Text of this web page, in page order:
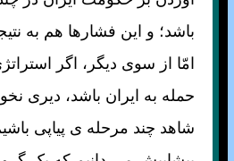
باشد؛ و اين فشارها هم به
امّا از سوی ديگر، اگر
حمله به ايران باشد، ديری
شاهد چند مرحله ی پياپی